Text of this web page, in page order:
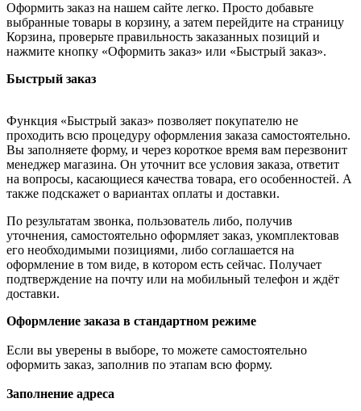
Оформить заказ на нашем сайте легко. Просто добавьте
выбранные товары в корзину, а затем перейдите на страницу
Корзина, проверьте правильность заказанных позиций и
нажмите кнопку «Оформить заказ» или «Быстрый заказ».
Быстрый заказ
Функция «Быстрый заказ» позволяет покупателю не
проходить всю процедуру оформления заказа самостоятельно.
Вы заполняете форму, и через короткое время вам перезвонит
менеджер магазина. Он уточнит все условия заказа, ответит
на вопросы, касающиеся качества товара, его особенностей. А
также подскажет о вариантах оплаты и доставки.
По результатам звонка, пользователь либо, получив
уточнения, самостоятельно оформляет заказ, укомплектовав
его необходимыми позициями, либо соглашается на
оформление в том виде, в котором есть сейчас. Получает
подтверждение на почту или на мобильный телефон и ждёт
доставки.
Оформление заказа в стандартном режиме
Если вы уверены в выборе, то можете самостоятельно
оформить заказ, заполнив по этапам всю форму.
Заполнение адреса